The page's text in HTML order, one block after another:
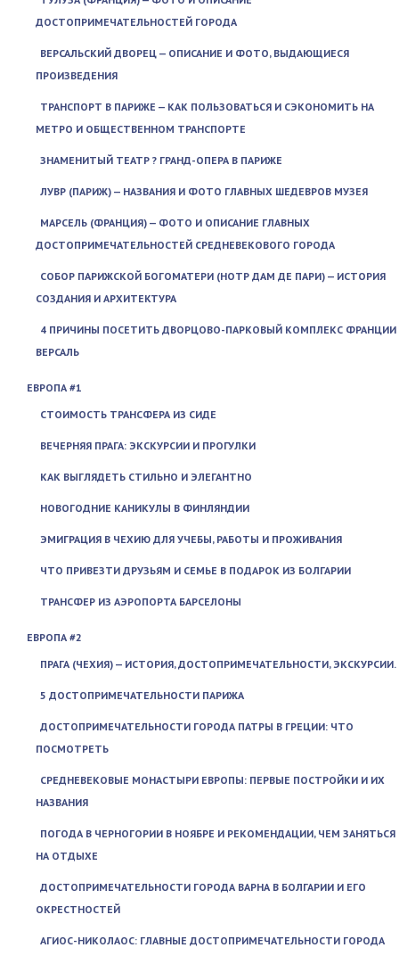
ДОСТОПРИМЕЧАТЕЛЬНОСТЕЙ ГОРОДА
ВЕРСАЛЬСКИЙ ДВОРЕЦ — ОПИСАНИЕ И ФОТО, ВЫДАЮЩИЕСЯ
ПРОИЗВЕДЕНИЯ
ТРАНСПОРТ В ПАРИЖЕ — КАК ПОЛЬЗОВАТЬСЯ И СЭКОНОМИТЬ НА
МЕТРО И ОБЩЕСТВЕННОМ ТРАНСПОРТЕ
ЗНАМЕНИТЫЙ ТЕАТР ? ГРАНД-ОПЕРА В ПАРИЖЕ
ЛУВР (ПАРИЖ) — НАЗВАНИЯ И ФОТО ГЛАВНЫХ ШЕДЕВРОВ МУЗЕЯ
МАРСЕЛЬ (ФРАНЦИЯ) — ФОТО И ОПИСАНИЕ ГЛАВНЫХ
ДОСТОПРИМЕЧАТЕЛЬНОСТЕЙ СРЕДНЕВЕКОВОГО ГОРОДА
СОБОР ПАРИЖСКОЙ БОГОМАТЕРИ (НОТР ДАМ ДЕ ПАРИ) — ИСТОРИЯ
СОЗДАНИЯ И АРХИТЕКТУРА
4 ПРИЧИНЫ ПОСЕТИТЬ ДВОРЦОВО-ПАРКОВЫЙ КОМПЛЕКС ФРАНЦИИ
ВЕРСАЛЬ
ЕВРОПА #1
СТОИМОСТЬ ТРАНСФЕРА ИЗ СИДЕ
ВЕЧЕРНЯЯ ПРАГА: ЭКСКУРСИИ И ПРОГУЛКИ
КАК ВЫГЛЯДЕТЬ СТИЛЬНО И ЭЛЕГАНТНО
НОВОГОДНИЕ КАНИКУЛЫ В ФИНЛЯНДИИ
ЭМИГРАЦИЯ В ЧЕХИЮ ДЛЯ УЧЕБЫ, РАБОТЫ И ПРОЖИВАНИЯ
ЧТО ПРИВЕЗТИ ДРУЗЬЯМ И СЕМЬЕ В ПОДАРОК ИЗ БОЛГАРИИ
ТРАНСФЕР ИЗ АЭРОПОРТА БАРСЕЛОНЫ
ЕВРОПА #2
ПРАГА (ЧЕХИЯ) — ИСТОРИЯ, ДОСТОПРИМЕЧАТЕЛЬНОСТИ, ЭКСКУРСИИ.
5 ДОСТОПРИМЕЧАТЕЛЬНОСТИ ПАРИЖА
ДОСТОПРИМЕЧАТЕЛЬНОСТИ ГОРОДА ПАТРЫ В ГРЕЦИИ: ЧТО
ПОСМОТРЕТЬ
СРЕДНЕВЕКОВЫЕ МОНАСТЫРИ ЕВРОПЫ: ПЕРВЫЕ ПОСТРОЙКИ И ИХ
НАЗВАНИЯ
ПОГОДА В ЧЕРНОГОРИИ В НОЯБРЕ И РЕКОМЕНДАЦИИ, ЧЕМ ЗАНЯТЬСЯ
НА ОТДЫХЕ
ДОСТОПРИМЕЧАТЕЛЬНОСТИ ГОРОДА ВАРНА В БОЛГАРИИ И ЕГО
ОКРЕСТНОСТЕЙ
АГИОС-НИКОЛАОС: ГЛАВНЫЕ ДОСТОПРИМЕЧАТЕЛЬНОСТИ ГОРОДА